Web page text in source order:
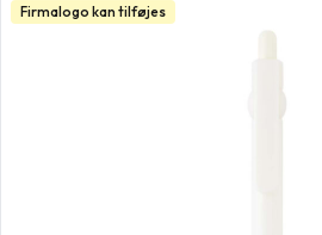
Firmalogo kan tilføjes